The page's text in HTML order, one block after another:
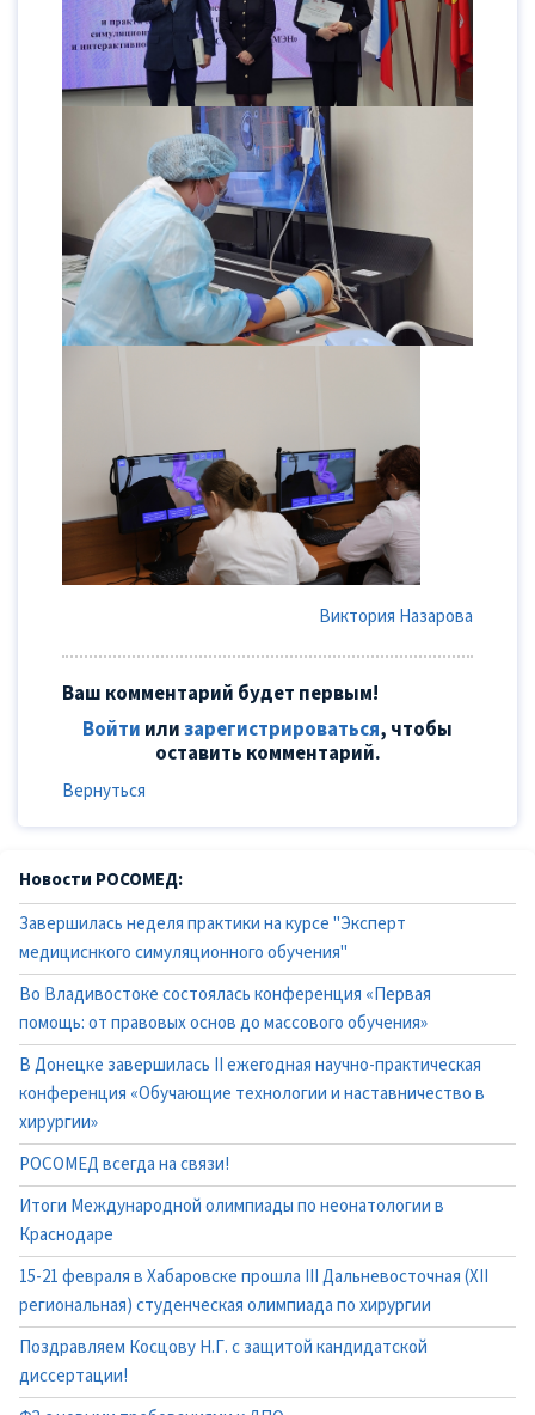
Виктория Назарова
Ваш комментарий будет первым!
Войти илизарегистрироваться, чтобы
оставить комментарий.
Вернуться
Новости РОСОМЕД:
Завершилась неделя практики на курсе "Эксперт
медициснкого симуляционного обучения"
Во Владивостоке состоялась конференция «Первая
помощь: от правовых основ до массового обучения»
В Донецке завершилась II ежегодная научно-практическая
конференция «Обучающие технологии и наставничество в
хирургии»
РОСОМЕД всегда на связи!
Итоги Международной олимпиады по неонатологии в
Краснодаре
15-21 февраля в Хабаровске прошла III Дальневосточная (XII
региональная) студенческая олимпиада по хирургии
Поздравляем Косцову Н.Г. с защитой кандидатской
диссертации!